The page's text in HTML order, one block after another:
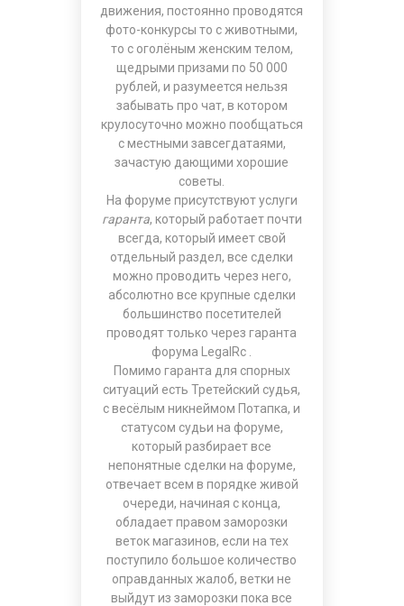
движения, постоянно проводятся
фото-конкурсы то с животными,
то с оголёным женским телом,
щедрыми призами по 50 000
рублей, и разумеется нельзя
забывать про чат, в котором
крулосуточно можно пообщаться
с местными завсегдатаями,
зачастую дающими хорошие
советы.
На форуме присутствуют услуги
гаранта, который работает почти
всегда, который имеет свой
отдельный раздел, все сделки
можно проводить через него,
абсолютно все крупные сделки
большинство посетителей
проводят только через гаранта
форума LegalRc .
Помимо гаранта для спорных
ситуаций есть Третейский судья,
с весёлым никнеймом Потапка, и
статусом судьи на форуме,
который разбирает все
непонятные сделки на форуме,
отвечает всем в порядке живой
очереди, начиная с конца,
обладает правом заморозки
веток магазинов, если на тех
поступило большое количество
оправданных жалоб, ветки не
выйдут из заморозки пока все